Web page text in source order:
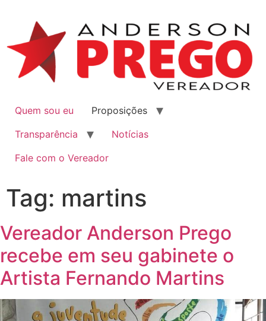
Quem sou eu
Proposições
Transparência
Notícias
Fale com o Vereador
Tag: martins
Vereador Anderson Prego
recebe em seu gabinete o
Artista Fernando Martins